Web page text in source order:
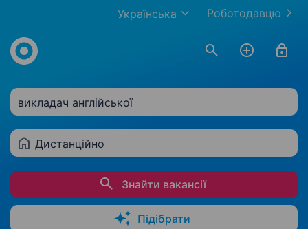
Роботодавцю
Українська
викладач англійської
Дистанційно
Знайти вакансії
Підібрати